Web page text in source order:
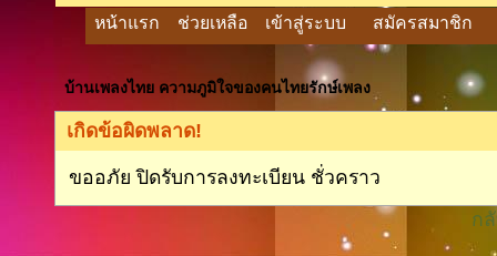
หน้าแรก ช่วยเหลือ เข้าสู่ระบบ สมัครสมาชิก
บ้านเพลงไทย ความภูมิใจของคนไทยรักษ์เพลง
เกิดข้อผิดพลาด!
ขออภัย ปิดรับการลงทะเบียน ชั่วคราว
ก